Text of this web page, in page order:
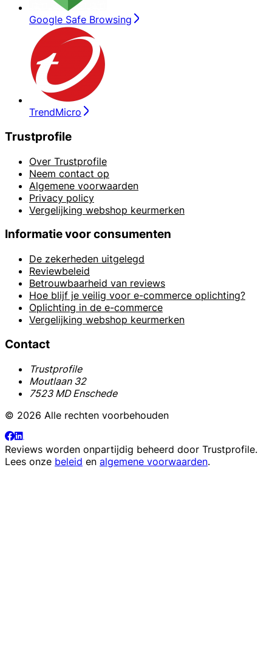
Google Safe Browsing
TrendMicro
Trustprofile
Over Trustprofile
Neem contact op
Algemene voorwaarden
Privacy policy
Vergelijking webshop keurmerken
Informatie voor consumenten
De zekerheden uitgelegd
Reviewbeleid
Betrouwbaarheid van reviews
Hoe blijf je veilig voor e-commerce oplichting?
Oplichting in de e-commerce
Vergelijking webshop keurmerken
Contact
Trustprofile
Moutlaan 32
7523 MD Enschede
© 2026 Alle rechten voorbehouden
Reviews worden onpartijdig beheerd door Trustprofile.
Lees onze beleid en algemene voorwaarden.